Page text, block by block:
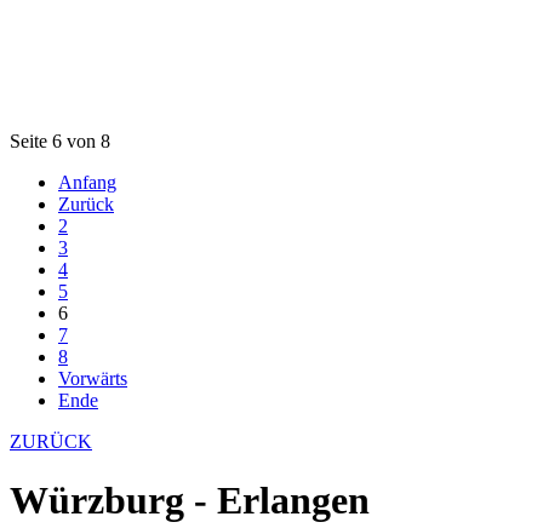
Seite 6 von 8
Anfang
Zurück
2
3
4
5
6
7
8
Vorwärts
Ende
ZURÜCK
Würzburg - Erlangen